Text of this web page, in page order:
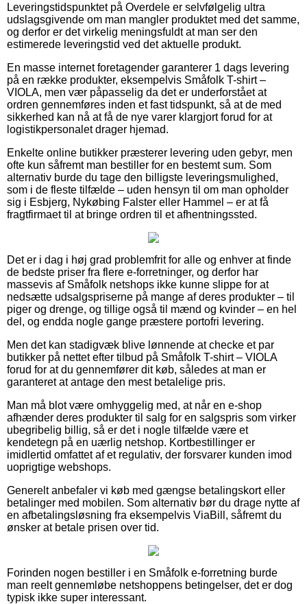
Leveringstidspunktet på Overdele er selvfølgelig ultra
udslagsgivende om man mangler produktet med det samme,
og derfor er det virkelig meningsfuldt at man ser den
estimerede leveringstid ved det aktuelle produkt.
En masse internet foretagender garanterer 1 dags levering
på en række produkter, eksempelvis Småfolk T-shirt –
VIOLA, men vær påpasselig da det er underforstået at
ordren gennemføres inden et fast tidspunkt, så at de med
sikkerhed kan nå at få de nye varer klargjort forud for at
logistikpersonalet drager hjemad.
Enkelte online butikker præsterer levering uden gebyr, men
ofte kun såfremt man bestiller for en bestemt sum. Som
alternativ burde du tage den billigste leveringsmulighed,
som i de fleste tilfælde – uden hensyn til om man opholder
sig i Esbjerg, Nykøbing Falster eller Hammel – er at få
fragtfirmaet til at bringe ordren til et afhentningssted.
Det er i dag i høj grad problemfrit for alle og enhver at finde
de bedste priser fra flere e-forretninger, og derfor har
massevis af Småfolk netshops ikke kunne slippe for at
nedsætte udsalgspriserne på mange af deres produkter – til
piger og drenge, og tillige også til mænd og kvinder – en hel
del, og endda nogle gange præstere portofri levering.
Men det kan stadigvæk blive lønnende at checke et par
butikker på nettet efter tilbud på Småfolk T-shirt – VIOLA
forud for at du gennemfører dit køb, således at man er
garanteret at antage den mest betalelige pris.
Man må blot være omhyggelig med, at når en e-shop
afhænder deres produkter til salg for en salgspris som virker
ubegribelig billig, så er det i nogle tilfælde være et
kendetegn på en uærlig netshop. Kortbestillinger er
imidlertid omfattet af et regulativ, der forsvarer kunden imod
uoprigtige webshops.
Generelt anbefaler vi køb med gængse betalingskort eller
betalinger med mobilen. Som alternativ bør du drage nytte af
en afbetalingsløsning fra eksempelvis ViaBill, såfremt du
ønsker at betale prisen over tid.
Forinden nogen bestiller i en Småfolk e-forretning burde
man reelt gennemløbe netshoppens betingelser, det er dog
typisk ikke super interessant.